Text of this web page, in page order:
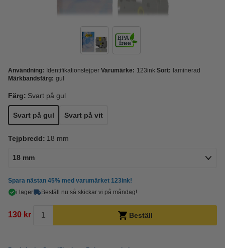
Användning: Identifikationstejper Varumärke: 123ink Sort: laminerad
Märkbandsfärg: gul
Färg: Svart på gul
Svart på gul Svart på vit
Tejpbredd: 18 mm
18 mm
Spara nästan 45% med varumärket 123ink!
i lager
Beställ nu så skickar vi på måndag!
130 kr Beställ